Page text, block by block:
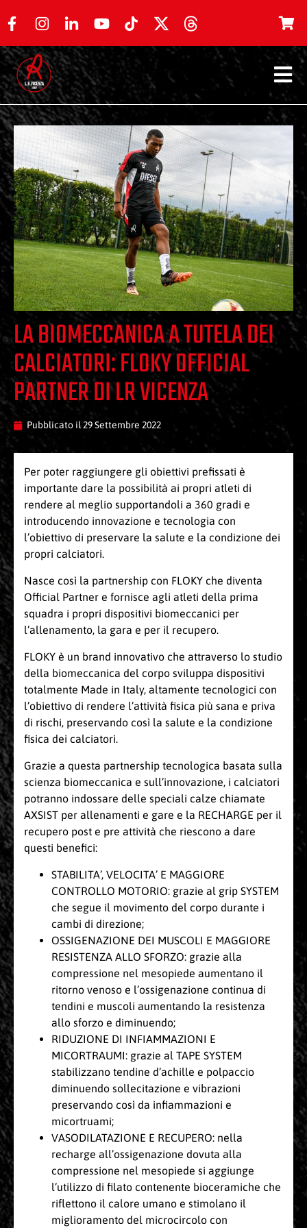
LA BIOMECCANICA A TUTELA DEI
CALCIATORI: FLOKY OFFICIAL
PARTNER DI LR VICENZA
Pubblicato il29 Settembre 2022
Per poter raggiungere gli obiettivi prefissati è
importante dare la possibilità ai propri atleti di
rendere al meglio supportandoli a 360 gradi e
introducendo innovazione e tecnologia con
l’obiettivo di preservare la salute e la condizione dei
propri calciatori.
Nasce così la partnership con FLOKY che diventa
Official Partner e fornisce agli atleti della prima
squadra i propri dispositivi biomeccanici per
l’allenamento, la gara e per il recupero.
FLOKY è un brand innovativo che attraverso lo studio
della biomeccanica del corpo sviluppa dispositivi
totalmente Made in Italy, altamente tecnologici con
l’obiettivo di rendere l’attività fisica più sana e priva
di rischi, preservando così la salute e la condizione
fisica dei calciatori.
Grazie a questa partnership tecnologica basata sulla
scienza biomeccanica e sull’innovazione, i calciatori
potranno indossare delle speciali calze chiamate
AXSIST per allenamenti e gare e la RECHARGE per il
recupero post e pre attività che riescono a dare
questi benefici:
STABILITA’, VELOCITA’ E MAGGIORE
CONTROLLO MOTORIO: grazie al grip SYSTEM
che segue il movimento del corpo durante i
cambi di direzione;
OSSIGENAZIONE DEI MUSCOLI E MAGGIORE
RESISTENZA ALLO SFORZO: grazie alla
compressione nel mesopiede aumentano il
ritorno venoso e l’ossigenazione continua di
tendini e muscoli aumentando la resistenza
allo sforzo e diminuendo;
RIDUZIONE DI INFIAMMAZIONI E
MICORTRAUMI: grazie al TAPE SYSTEM
stabilizzano tendine d’achille e polpaccio
diminuendo sollecitazione e vibrazioni
preservando così da infiammazioni e
micortruami;
VASODILATAZIONE E RECUPERO: nella
recharge all’ossigenazione dovuta alla
compressione nel mesopiede si aggiunge
l’utilizzo di filato contenente bioceramiche che
riflettono il calore umano e stimolano il
miglioramento del microcircolo con